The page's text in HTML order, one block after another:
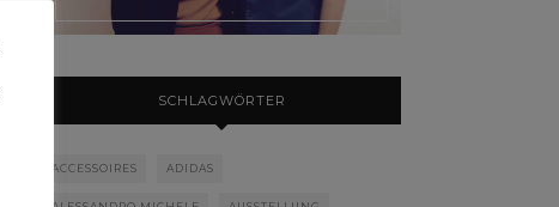
SCHLAGWÖRTER
ACCESSOIRES ADIDAS